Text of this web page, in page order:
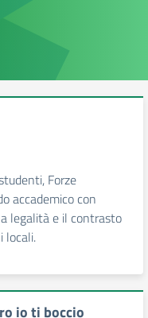
Forze
accademico con
legalità e il contrasto
locali.
io ti boccio